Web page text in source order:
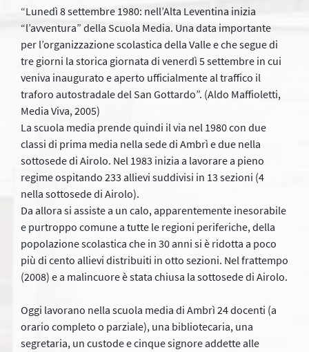
“Lunedì 8 settembre 1980: nell’Alta Leventina inizia
“l’avventura” della Scuola Media. Una data importante
per l’organizzazione scolastica della Valle e che segue di
tre giorni la storica giornata di venerdì 5 settembre in cui
veniva inaugurato e aperto ufficialmente al traffico il
traforo autostradale del San Gottardo”. (Aldo Maffioletti,
Media Viva, 2005)
La scuola media prende quindi il via nel 1980 con due
classi di prima media nella sede di Ambrì e due nella
sottosede di Airolo. Nel 1983 inizia a lavorare a pieno
regime ospitando 233 allievi suddivisi in 13 sezioni (4
nella sottosede di Airolo).
Da allora si assiste a un calo, apparentemente inesorabile
e purtroppo comune a tutte le regioni periferiche, della
popolazione scolastica che in 30 anni si è ridotta a poco
più di cento allievi distribuiti in otto sezioni. Nel frattempo
(2008) e a malincuore è stata chiusa la sottosede di Airolo.
Oggi lavorano nella scuola media di Ambrì 24 docenti (a
orario completo o parziale), una bibliotecaria, una
segretaria, un custode e cinque signore addette alle